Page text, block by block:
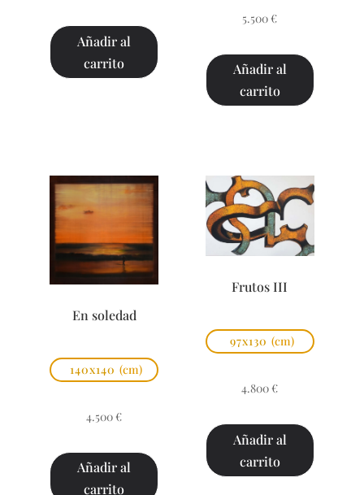
Añadir al
carrito
5.500 €
Añadir al
carrito
En soledad
140x140 (cm)
4.500 €
Añadir al
carrito
Frutos III
97x130 (cm)
4.800 €
Añadir al
carrito